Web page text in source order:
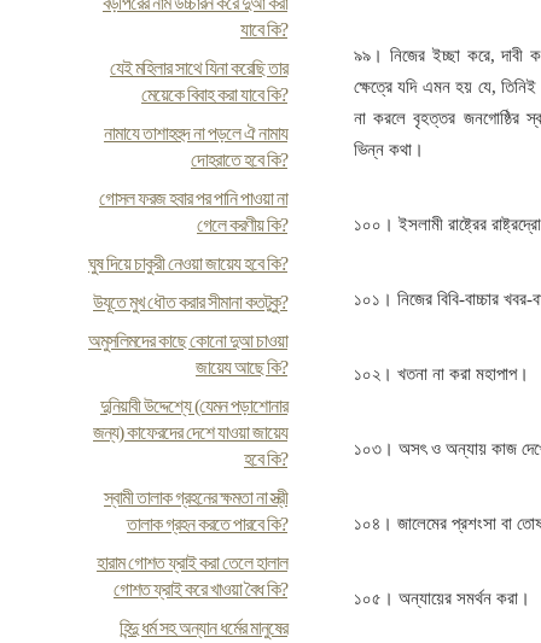
যাবে কি?
যেই মহিলার সাথে যিনা করেছি তার
মেয়েকে বিবাহ করা যাবে কি?
নামাযে তাশাহহুদ না পড়লে ঐ নামায
দোহরাতে হবে কি?
গোসল ফরজ হবার পর পানি পাওয়া না
গেলে করণীয় কি?
ঘুষ দিয়ে চাকুরী নেওয়া জায়েয হবে কি?
উযূতে মুখ ধৌত করার সীমানা কতটুকু?
অমুসলিমদের কাছে কোনো দুআ চাওয়া
জায়েয আছে কি?
দুনিয়াবী উদ্দেশ্যে (যেমন পড়াশোনার
জন্য) কাফেরদের দেশে যাওয়া জায়েয
হবে কি?
স্বামী তালাক গ্রহনের ক্ষমতা না স্ত্রী
তালাক গ্রহন করতে পারবে কি?
হারাম গোশত ফ্রাই করা তেলে হালাল
গোশত ফ্রাই করে খাওয়া বৈধ কি?
হিন্দু ধর্ম সহ অন্যান ধর্মের মানুষের
৯৯। নিজের ইচ্ছা করে, দাবী
ক্ষেত্রে যদি এমন হয় যে,
না করলে বৃহত্তর জনগোষ্ঠির
ভিন্ন কথা।
১০০। ইসলামী রাষ্ট্রের
১০১। নিজের বিবি-বাচ্চার খবর-
১০২। খতনা না করা মহাপাপ।
১০৩। অসৎ ও অন্যায় কাজ দেখে
১০৪। জালেমের প্রশংসা বা
১০৫। অন্যায়ের সমর্থন করা।